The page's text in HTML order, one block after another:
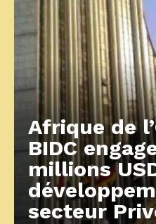
Afrique de
BIDC
millions
secteur